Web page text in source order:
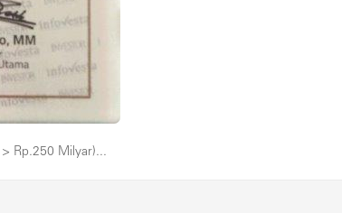
Rp.250 Milyar)...